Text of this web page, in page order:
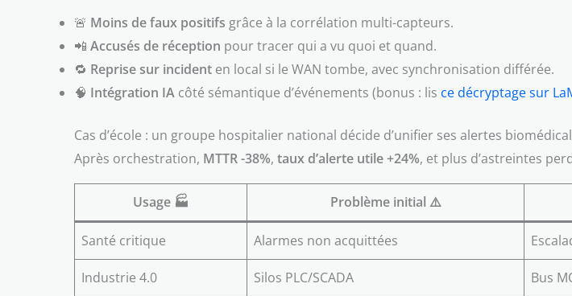
🚨 Moins de faux positifs grâce à la corrélation multi-capteurs.
📲 Accusés de réception pour tracer qui a vu quoi et quand.
🔁 Reprise sur incident en local si le WAN tombe, avec synchronisation différée.
🧠 Intégration IA côté sémantique d’événements (bonus : lis ce décryptage sur
Cas d’école : un groupe hospitalier national décide d’unifier ses alertes
Après orchestration, MTTR -38%, taux d’alerte utile +24%, et plus d’astreintes
Usage 🏭 Problème initial ⚠️
Santé critique Alarmes non acquittées
Industrie 4.0 Silos PLC/SCADA Bus